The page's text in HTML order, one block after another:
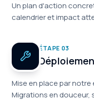
Un plan d'action
calendrier et impact
ÉTAPE 03
Mise en place par
Migrations en